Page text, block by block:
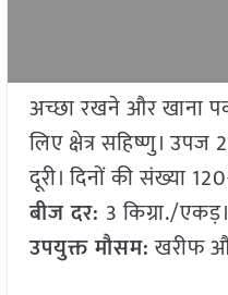
अच्छा रखने और खाना
लिए क्षेत्र सहिष्णु।
दूरी। दिनों की संख्या
बीज दर: 3 किग्रा./एकड़।
उपयुक्त मौसम:खरीफ